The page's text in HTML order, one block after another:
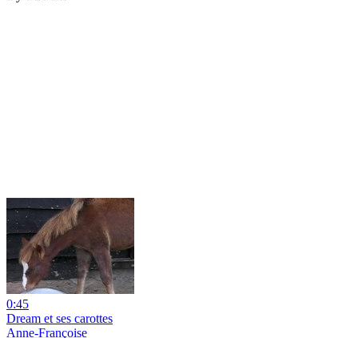
0:45
Dream et ses carottes
Anne-Françoise